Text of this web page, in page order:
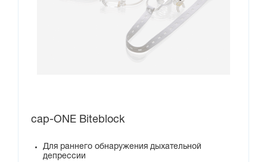
cap-ONE Biteblock
Для раннего обнаружения дыхательной
депрессии